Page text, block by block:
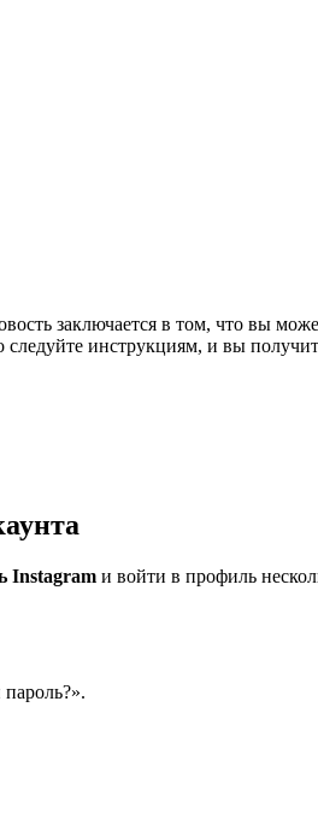
заключается в том, что вы
инструкциям, и вы
Instagram и войти в профиль